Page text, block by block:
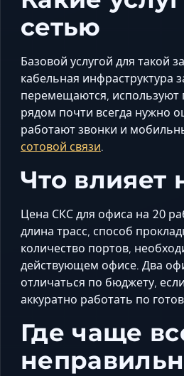
сетью
Базовой услугой для такой
кабельная инфраструктура
перемещаются, используют
рядом почти всегда нужно
работают звонки и
сотовой связи.
Что влияет
Цена СКС для офиса на 20
длина трасс, способ
количество портов,
действующем офисе. Два
отличаться по бюджету,
аккуратно работать по
Где чаще